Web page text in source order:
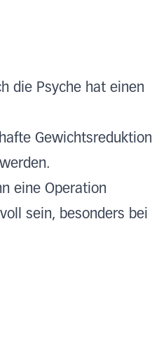
die Psyche hat einen
Gewichtsreduktion
eine Operation
sein, besonders bei